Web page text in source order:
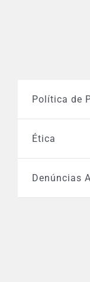
Política de
Ética
Denúncias